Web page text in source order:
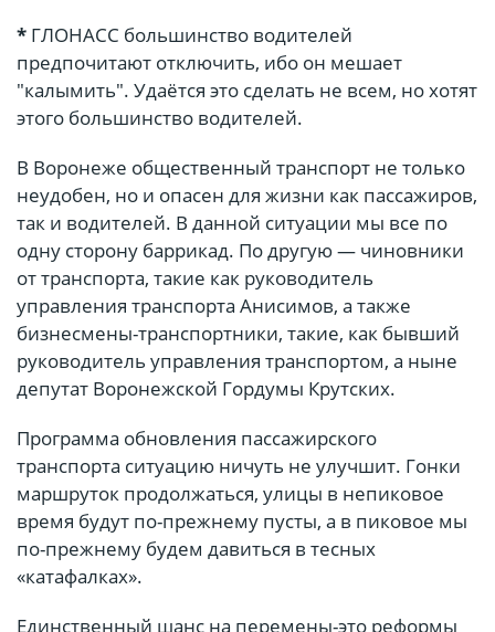
* ГЛОНАСС большинство водителей
предпочитают отключить, ибо он мешает
"калымить". Удаётся это сделать не всем, но хотят
этого большинство водителей.
В Воронеже общественный транспорт не только
неудобен, но и опасен для жизни как пассажиров,
так и водителей. В данной ситуации мы все по
одну сторону баррикад. По другую — чиновники
от транспорта, такие как руководитель
управления транспорта Анисимов, а также
бизнесмены-транспортники, такие, как бывший
руководитель управления транспортом, а ныне
депутат Воронежской Гордумы Крутских.
Программа обновления пассажирского
транспорта ситуацию ничуть не улучшит. Гонки
маршруток продолжаться, улицы в непиковое
время будут по-прежнему пусты, а в пиковое мы
по-прежнему будем давиться в тесных
«катафалках».
Единственный шанс на перемены-это реформы